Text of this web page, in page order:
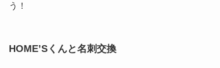
う！
HOME’Sくんと名刺交換